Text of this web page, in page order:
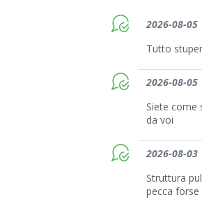
2026-08-05
Tutto
2026-08-05
Siete come
da voi
2026-08-03
Struttura
pecca forse